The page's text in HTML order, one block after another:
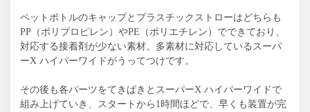
ペットボトルのキャップとプラスチックストローはどちらも
PP（ポリプロピレン）やPE（ポリエチレン）でできており、
対応する接着剤が少ない素材。多素材に対応しているスーパ
ーX ハイパーワイドがうってつけです。
その後も各パーツをてきぱきとスーパーX ハイパーワイドで
組み上げていき、スタートから1時間ほどで、早くも装置が完